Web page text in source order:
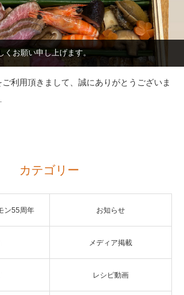
お願い申し上げます。
利用頂きまして、誠にありがとうございま
カテゴリー
ン55周年 お知らせ
メディア掲載
レシピ動画